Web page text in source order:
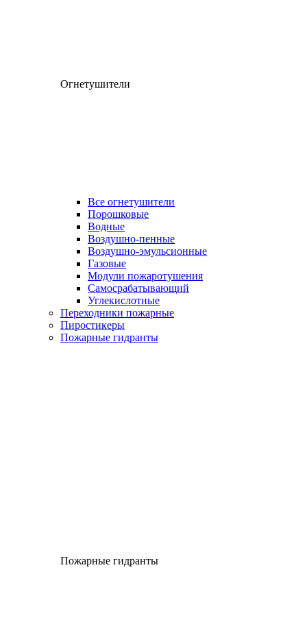
Огнетушители
Все огнетушители
Порошковые
Водные
Воздушно-пенные
Воздушно-эмульсионные
Газовые
Модули пожаротушения
Самосрабатывающий
Углекислотные
Переходники пожарные
Пиростикеры
Пожарные гидранты
Пожарные гидранты